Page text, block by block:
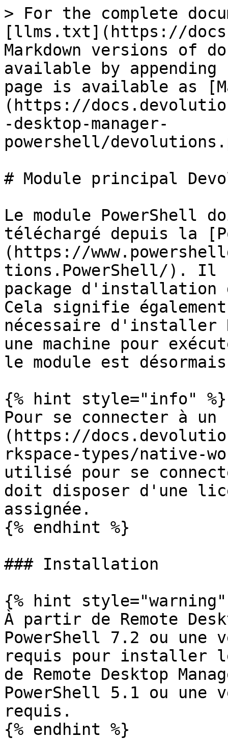
> For the complete
[llms.txt](https://
Markdown versions of
available by
page is available as
(https://
-desktop-manager-
powershell/
# Module principal
Le module PowerShell
téléchargé depuis la
(https://
tions.PowerShell/). Il
package d'installation
Cela signifie
nécessaire d'installer
une machine pour
le module est
{% hint style="info" %}
Pour se connecter à
(https://
rkspace-types/native-
utilisé pour se
doit disposer d'une
assignée.
{% endhint %}
### Installation
{% hint style="warning"
À partir de Remote
PowerShell 7.2 ou
requis pour installer
de Remote Desktop
PowerShell 5.1 ou
requis.
{% endhint %}